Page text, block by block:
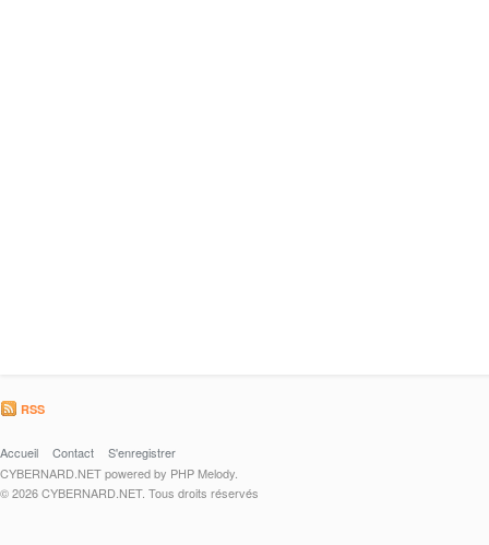
RSS
Accueil Contact
S'enregistrer
CYBERNARD.NET powered by PHP Melody.
© 2026 CYBERNARD.NET. Tous droits réservés